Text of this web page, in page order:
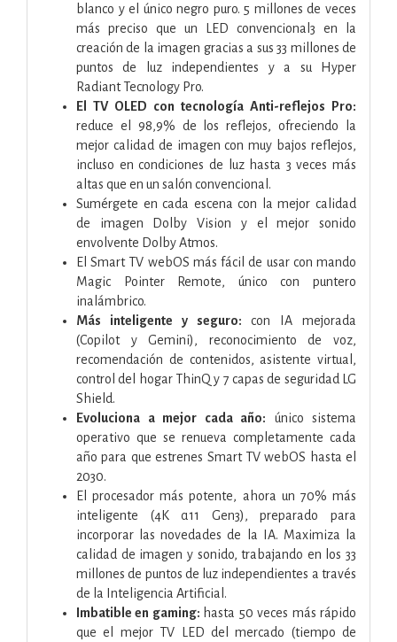
blanco y el único negro puro. 5 millones de veces
más preciso que un LED convencional3 en la
creación de la imagen gracias a sus 33 millones de
puntos de luz independientes y a su Hyper
Radiant Tecnology Pro.
El TV OLED con tecnología Anti-reflejos Pro:
reduce el 98,9% de los reflejos, ofreciendo la
mejor calidad de imagen con muy bajos reflejos,
incluso en condiciones de luz hasta 3 veces más
altas que en un salón convencional.
Sumérgete en cada escena con la mejor calidad
de imagen Dolby Vision y el mejor sonido
envolvente Dolby Atmos.
El Smart TV webOS más fácil de usar con mando
Magic Pointer Remote, único con puntero
inalámbrico.
Más inteligente y seguro: con IA mejorada
(Copilot y Gemini), reconocimiento de voz,
recomendación de contenidos, asistente virtual,
control del hogar ThinQ y 7 capas de seguridad LG
Shield.
Evoluciona a mejor cada año: único sistema
operativo que se renueva completamente cada
año para que estrenes Smart TV webOS hasta el
2030.
El procesador más potente, ahora un 70% más
inteligente (4K α11 Gen3), preparado para
incorporar las novedades de la IA. Maximiza la
calidad de imagen y sonido, trabajando en los 33
millones de puntos de luz independientes a través
de la Inteligencia Artificial.
Imbatible en gaming: hasta 50 veces más rápido
que el mejor TV LED del mercado (tiempo de